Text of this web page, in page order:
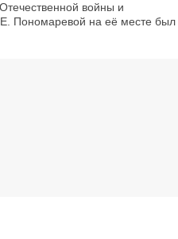
войны и
Е. Пономаревой на её месте был